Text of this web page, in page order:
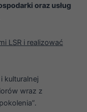
oraz usług
LSR i realizować
kulturalnej
wraz z